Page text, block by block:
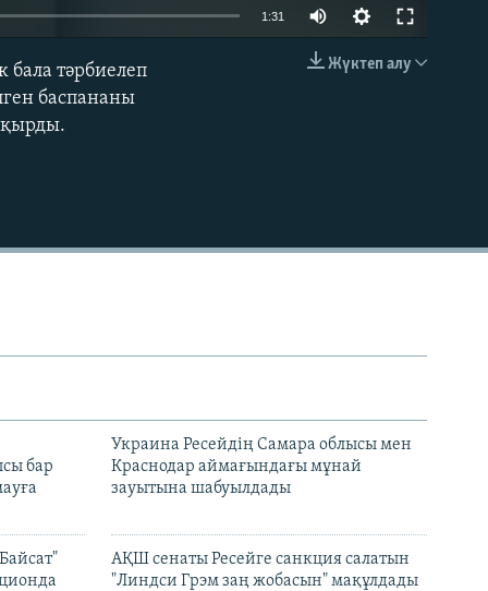
EMBED
1:31
Жүктеп алу
бала тәрбиелеп
баспананы
бар
Украина Ресейдің Самара облысы мен
Краснодар аймағындағы мұнай
зауытына шабуылдады
АҚШ сенаты Ресейге санкция салатын
"Линдси Грэм заң жобасын" мақұлдады